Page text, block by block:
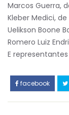
Marcos Guerra,
Kleber Medici,
Uelikson Boone
Romero Luiz
E
facebook